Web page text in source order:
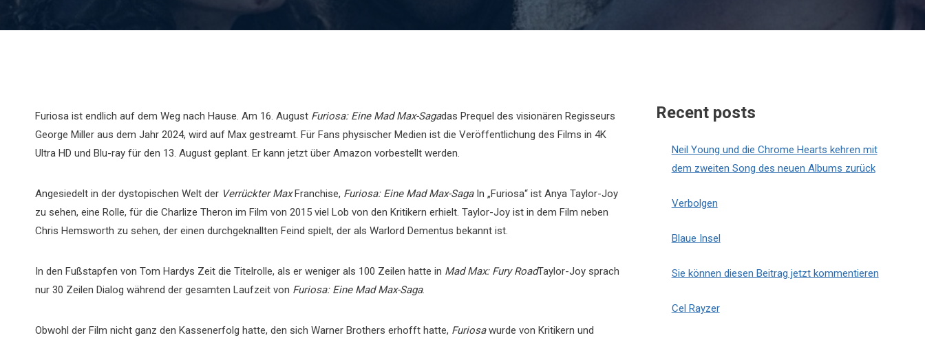
Furiosa ist endlich auf dem Weg nach Hause. Am 16. August Furiosa: Eine Mad Max-Sagadas Prequel des visionären Regisseurs
George Miller aus dem Jahr 2024, wird auf Max gestreamt. Für Fans physischer Medien ist die Veröffentlichung des Films in 4K
Ultra HD und Blu-ray für den 13. August geplant. Er kann jetzt über Amazon vorbestellt werden.
Angesiedelt in der dystopischen Welt der Verrückter MaxFranchise, Furiosa: Eine Mad Max-SagaIn „Furiosa“ ist Anya Taylor-Joy
zu sehen, eine Rolle, für die Charlize Theron im Film von 2015 viel Lob von den Kritikern erhielt. Taylor-Joy ist in dem Film neben
Chris Hemsworth zu sehen, der einen durchgeknallten Feind spielt, der als Warlord Dementus bekannt ist.
In den Fußstapfen von Tom Hardys Zeit die Titelrolle, als er weniger als 100 Zeilen hatte in Mad Max: Fury RoadTaylor-Joy sprach
nur 30 Zeilen Dialog während der gesamten Laufzeit von Furiosa: Eine Mad Max-Saga.
Obwohl der Film nicht ganz den Kassenerfolg hatte, den sich Warner Brothers erhofft hatte, Furiosawurde von Kritikern und
Recent posts
Neil Young und die Chrome Hearts kehren mit
dem zweiten Song des neuen Albums zurück
Verbolgen
Blaue Insel
Sie können diesen Beitrag jetzt kommentieren
Cel Rayzer